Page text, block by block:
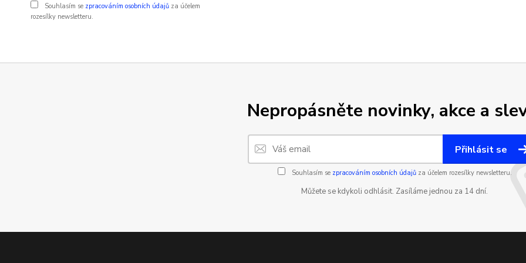
Souhlasím se zpracováním osobních údajů za účelem
rozesílky newsletteru.
Nepropásněte novinky, akce a
Přihlásit se
Souhlasím se zpracováním osobních údajůza účelem rozesílky newsletteru.
Můžete se kdykoli odhlásit. Zasíláme jednou za 14 dní.